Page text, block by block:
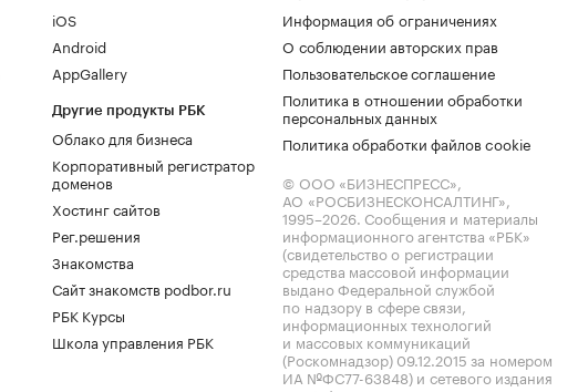
iOS
Android
AppGallery
Другие продукты РБК
Облако для бизнеса
Корпоративный регистратор
доменов
Хостинг сайтов
Рег.решения
Знакомства
Сайт знакомств podbor.ru
РБК Курсы
Школа управления РБК
Информация об ограничениях
О соблюдении авторских прав
Пользовательское соглашение
Политика в отношении обработки
персональных данных
Политика обработки файлов cookie
© ООО «БИЗНЕСПРЕСС»,
АО «РОСБИЗНЕСКОНСАЛТИНГ»,
1995–2026. Сообщения и материалы
информационного агентства «РБК»
(свидетельство о регистрации
средства массовой информации
выдано Федеральной службой
по надзору в сфере связи,
информационных технологий
и массовых коммуникаций
(Роскомнадзор) 09.12.2015 за номером
ИА №ФС77-63848) и сетевого издания